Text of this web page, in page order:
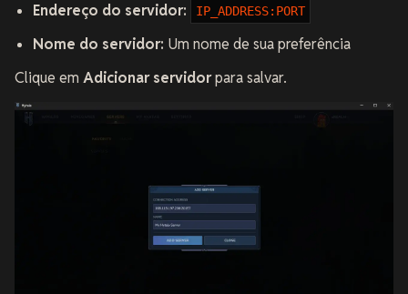
Endereço do servidor:
IP_ADDRESS:PORT
Nome do servidor: Um nome de sua preferência
Clique em Adicionar servidorpara salvar.